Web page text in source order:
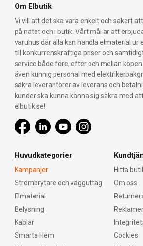
Om Elbutik
Vi vill att det ska vara enkelt och säkert
på nätet och i butik. Vårt mål är att
varuhus där alla kan handla elmaterial
till konkurrenskraftiga priser och
service både före, efter och mellan
även kunnig personal med
säkra leverantörer av leverans och
kunder ska kunna känna sig säkra med
elbutik.se!
Huvudkategorier
Kampanjer
Strömbrytare och vägguttag
Elmaterial
Belysning
Kablar
Smarta Hem
Hitta
Om oss
Cookies